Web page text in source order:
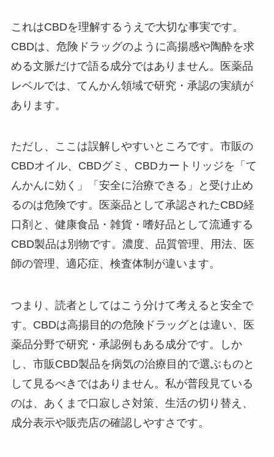
これはCBDを理解するうえで大切な事実です。
CBDは、危険ドラッグのように高揚感や陶酔を求
める文脈だけで語る成分ではありません。医薬品
レベルでは、てんかん領域で研究・承認の実績が
あります。
ただし、ここは誤解しやすいところです。市販の
CBDオイル、CBDグミ、CBDカートリッジを「て
んかんに効く」「安全に治療できる」と受け止め
るのは危険です。医薬品として承認されたCBD経
口剤と、健康食品・雑貨・嗜好品として流通する
CBD製品は別物です。濃度、品質管理、用法、医
師の管理、適応症、検査体制が違います。
つまり、読者としてはこう分けて考えると安全で
す。CBDは高揚目的の危険ドラッグとは違い、医
薬品分野で研究・承認例もある成分です。しか
し、市販CBD製品を病気の治療目的で選ぶものと
して見るべきではありません。私が普段見ている
のは、あくまで口寂しさ対策、生活の切り替え、
成分表示や販売店の確認しやすさです。